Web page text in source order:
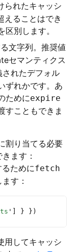
られたキャッシ
えることはでき
別します。
文字列。推奨値
セマンティクス
されたデフォル
ずれかです。あ
ためにexpire
すこともできま
割り当てる必要
ます：
ためにfetch
す：
' ] } })
用してキャッシ